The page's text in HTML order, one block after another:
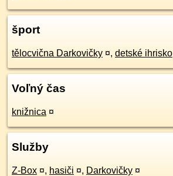
šport
tělocvična Darkovičky ¤, detské ihrisko
Voľný čas
knižnica ¤
Služby
Z-Box ¤, hasiči ¤, Darkovičky ¤